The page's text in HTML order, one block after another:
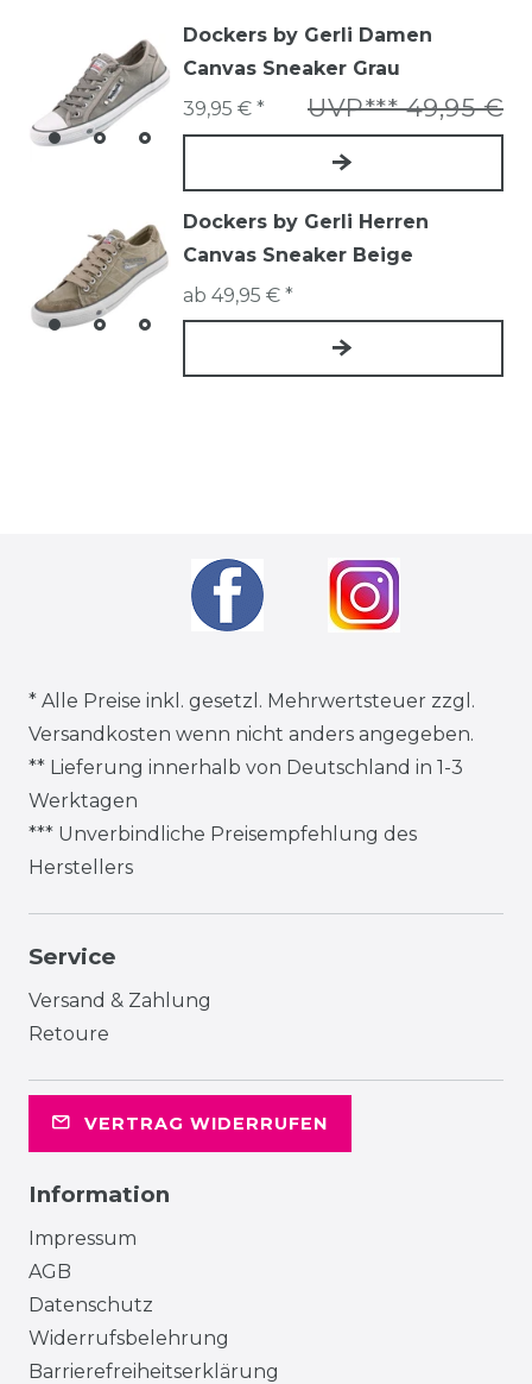
Dockers by Gerli Damen
Canvas Sneaker Grau
UVP*** 49,95 €
39,95 € *
Dockers by Gerli Herren
Canvas Sneaker Beige
ab 49,95 € *
* Alle Preise inkl. gesetzl. Mehrwertsteuer zzgl.
Versandkosten wenn nicht anders angegeben.
** Lieferung innerhalb von Deutschland in 1-3
Werktagen
*** Unverbindliche Preisempfehlung des
Herstellers
Service
Versand & Zahlung
Retoure
VERTRAG WIDERRUFEN
Information
Impressum
AGB
Datenschutz
Widerrufsbelehrung
Barrierefreiheitserklärung